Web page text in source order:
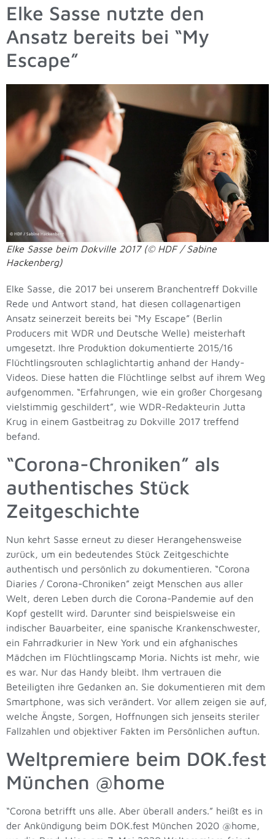
Elke Sasse nutzte den
Ansatz bereits bei “My
Escape”
Elke Sasse beim Dokville 2017 (© HDF / Sabine
Hackenberg)
Elke Sasse, die 2017 bei unserem Branchentreff Dokville
Rede und Antwort stand, hat diesen collagenartigen
Ansatz seinerzeit bereits bei “My Escape” (Berlin
Producers mit WDR und Deutsche Welle) meisterhaft
umgesetzt. Ihre Produktion dokumentierte 2015/16
Flüchtlingsrouten schlaglichtartig anhand der Handy-
Videos. Diese hatten die Flüchtlinge selbst auf ihrem Weg
aufgenommen. “Erfahrungen, wie ein großer Chorgesang
vielstimmig geschildert”, wie WDR-Redakteurin Jutta
Krug in einem Gastbeitrag zu Dokville 2017 treffend
befand.
“Corona-Chroniken” als
authentisches Stück
Zeitgeschichte
Nun kehrt Sasse erneut zu dieser Herangehensweise
zurück, um ein bedeutendes Stück Zeitgeschichte
authentisch und persönlich zu dokumentieren. “Corona
Diaries / Corona-Chroniken” zeigt Menschen aus aller
Welt, deren Leben durch die Corona-Pandemie auf den
Kopf gestellt wird. Darunter sind beispielsweise ein
indischer Bauarbeiter, eine spanische Krankenschwester,
ein Fahrradkurier in New York und ein afghanisches
Mädchen im Flüchtlingscamp Moria. Nichts ist mehr, wie
es war. Nur das Handy bleibt. Ihm vertrauen die
Beteiligten ihre Gedanken an. Sie dokumentieren mit dem
Smartphone, was sich verändert. Vor allem zeigen sie auf,
welche Ängste, Sorgen, Hoffnungen sich jenseits steriler
Fallzahlen und objektiver Fakten im Persönlichen auftun.
Weltpremiere beim DOK.fest
München @home
“Corona betrifft uns alle. Aber überall anders.” heißt es in
der Ankündigung beim DOK.fest München 2020 @home,